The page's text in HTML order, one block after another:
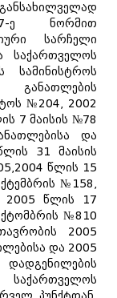
ე ნორმით
სარჩელი
საქართველოს
სამინისტროს
განათლების
№204, 2002
7 მაისის №78
და
31 მაისის
წლის 15
№158,
2005 წლის 17
№810
2005
და 2005
საქართველოს